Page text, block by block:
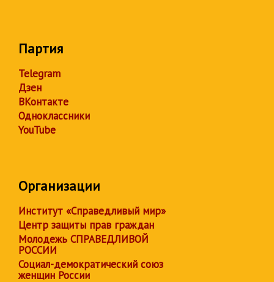
Партия
Telegram
Дзен
ВКонтакте
Одноклассники
YouTube
Организации
Институт «Справедливый мир»
Центр защиты прав граждан
Молодежь СПРАВЕДЛИВОЙ
РОССИИ
Социал-демократический союз
женщин России